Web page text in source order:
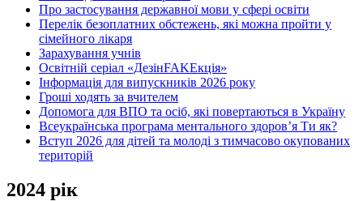
Про застосування державної мови у сфері освіти
Перелік безоплатних обстежень, які можна пройти у
сімейного лікаря
Зарахування учнів
Освітній серіал «ДезінFAKEкція»
Інформація для випускників 2026 року
Гроші ходять за вчителем
Допомога для ВПО та осіб, які повертаються в Україну
Всеукраїнська програма ментального здоров’я Ти як?
Вступ 2026 для дітей та молоді з тимчасово окупованих
територій
2024 рік